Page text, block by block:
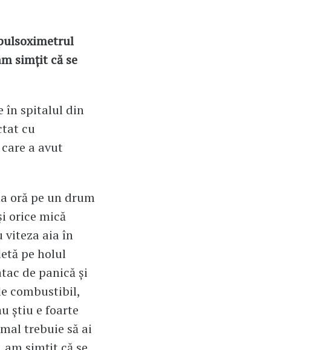
simțit că se
în spitalul din
cu
a avut
oră pe un drum
orice mică
viteza aia în
pe holul
de panică și
combustibil,
știu e foarte
trebuie să ai